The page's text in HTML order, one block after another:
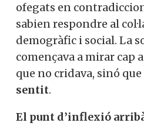
ofegats en
sabien respondre al
demogràfic i social. La
començava a mirar cap
que no cridava, sinó que
sentit.
El punt d’inflexió